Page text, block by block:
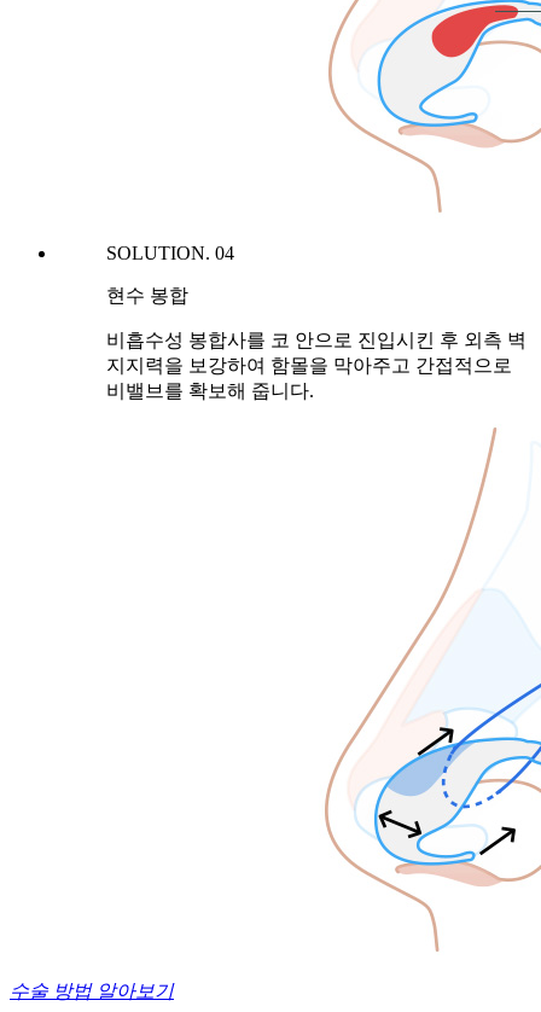
SOLUTION. 04
현수 봉합
비흡수성 봉합사를 코 안으로 진입시킨 후 외측 벽
지지력을 보강하여 함몰을 막아주고 간접적으로
비밸브를 확보해 줍니다.
수술 방법 알아보기